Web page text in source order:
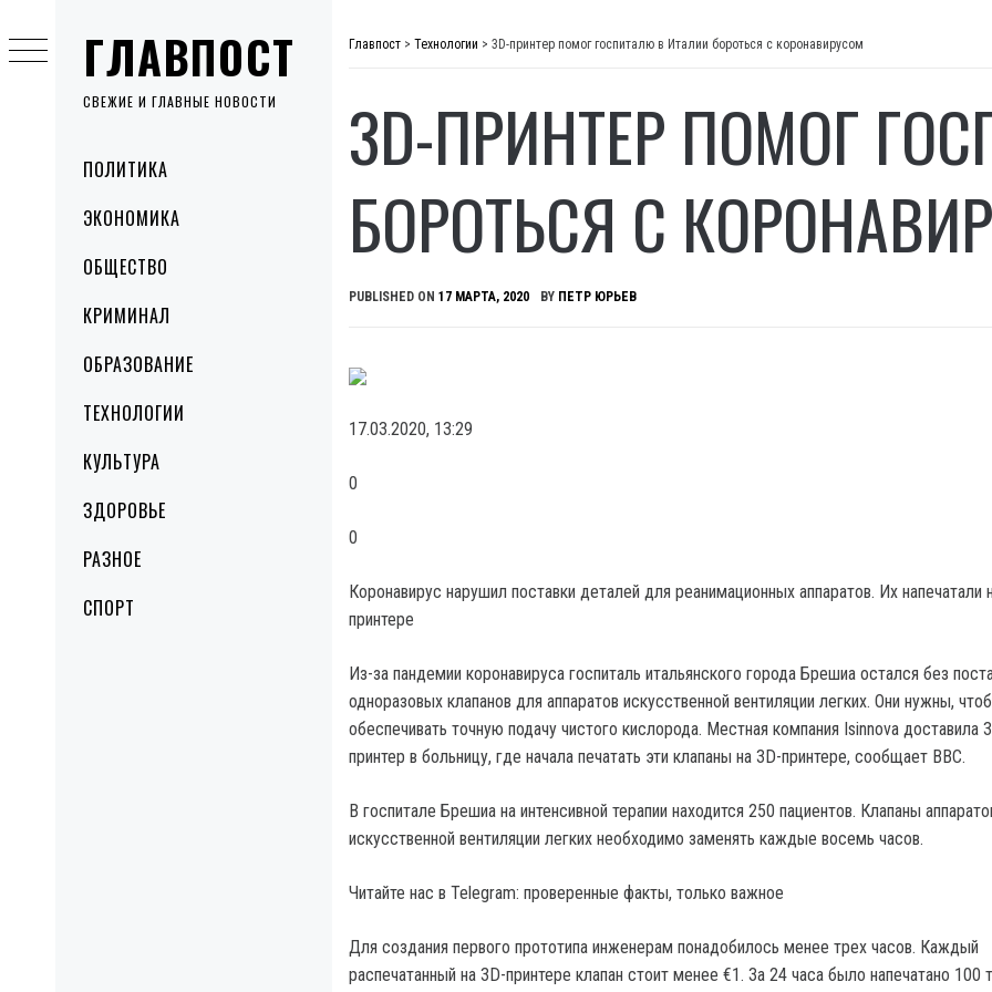
ГЛАВПОСТ
СВЕЖИЕ И ГЛАВНЫЕ НОВОСТИ
MenuПОЛИТИКА
ЭКОНОМИКА
ОБЩЕСТВО
КРИМИНАЛ
ОБРАЗОВАНИЕ
ТЕХНОЛОГИИ
КУЛЬТУРА
ЗДОРОВЬЕ
РАЗНОЕ
СПОРТ
to
content
Главпост > Технологии > 3D-принтер помог госпиталю в Италии бороться с коронавирусом
3D-ПРИНТЕР ПОМОГ
БОРОТЬСЯ С
PUBLISHED ON 17 МАРТА, 2020 BY ПЕТР ЮРЬЕВ
17.03.2020, 13:29
0
0
Коронавирус нарушил поставки деталей для реанимационных аппаратов. Их напечатали
принтере
Из-за пандемии коронавируса госпиталь итальянского города Брешиа остался без
одноразовых клапанов для аппаратов искусственной вентиляции легких. Они нужны,
обеспечивать точную подачу чистого кислорода. Местная компания Isinnova доставила
принтер в больницу, где начала печатать эти клапаны на 3D-принтере, сообщает BBC.
В госпитале Брешиа на интенсивной терапии находится 250 пациентов. Клапаны
искусственной вентиляции легких необходимо заменять каждые восемь часов.
Читайте нас в Telegram: проверенные факты, только важное
Для создания первого прототипа инженерам понадобилось менее трех часов. Каждый
распечатанный на 3D-принтере клапан стоит менее €1. За 24 часа было напечатано 100